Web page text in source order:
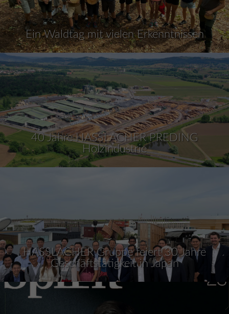
Ein Waldtag mit vielen Erkenntnissen
40 Jahre HASSLACHER PREDING
Holzindustrie
HASSLACHER Gruppe feiert 30 Jahre
Geschäftstätigkeit in Japan